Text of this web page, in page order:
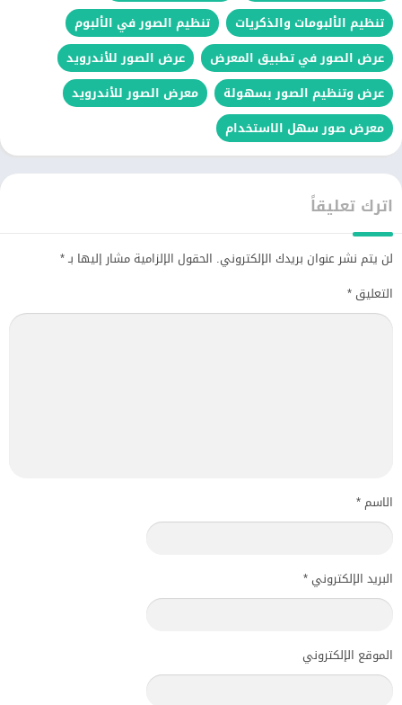
تنظيم الألبومات والذكريات
تنظيم الصور في الألبوم
عرض الصور في تطبيق المعرض
عرض الصور للأندرويد
عرض وتنظيم الصور بسهولة
معرض الصور للأندرويد
معرض صور سهل الاستخدام
اترك تعليقاً
لن يتم نشر عنوان بريدك الإلكتروني. الحقول الإلزامية مشار إليها بـ*
التعليق *
الاسم*
البريد الإلكتروني *
الموقع الإلكتروني